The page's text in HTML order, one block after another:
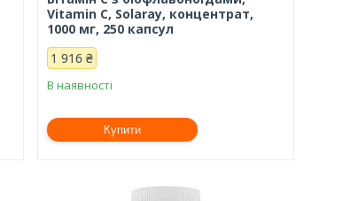
Vitamin C, Solaray, концентрат,
1000 мг, 250 капсул
1 916 ₴
В наявності
Купити